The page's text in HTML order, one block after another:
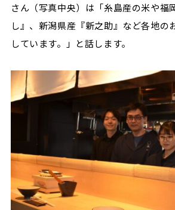
さん（写真中央）は「糸島産の米や福
し』、新潟県産『新之助』など各地の
しています。」と話します。